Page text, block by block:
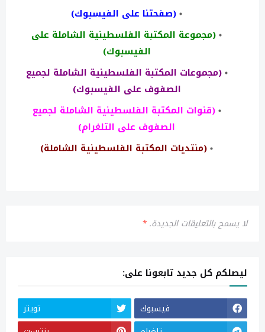
(صفحتنا على الفيسبوك)
(مجموعة المكتبة الفلسطينية الشاملة على
الفيسبوك)
(مجموعات المكتبة الفلسطينية الشاملة لجميع
الصفوف على الفيسبوك)
(قنوات المكتبة الفلسطينية الشاملة لجميع
الصفوف على التلغرام)
(منتديات المكتبة الفلسطينية الشاملة)
لا يسمح بالتعليقات الجديدة.*
ليصلكم كل جديد تابعونا على:
فيسبوك
تويتر